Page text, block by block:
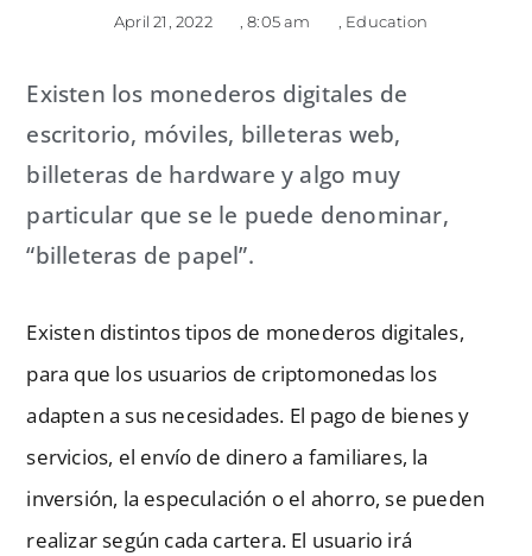
April 21, 2022 8:05 am Education
Existen los monederos digitales de
escritorio, móviles, billeteras web,
billeteras de hardware y algo muy
particular que se le puede denominar,
“billeteras de papel”.
Existen distintos tipos de monederos digitales,
para que los usuarios de criptomonedas los
adapten a sus necesidades. El pago de bienes y
servicios, el envío de dinero a familiares, la
inversión, la especulación o el ahorro, se pueden
realizar según cada cartera. El usuario irá